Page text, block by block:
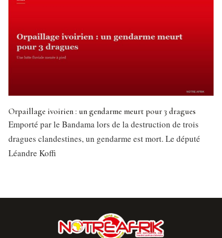
Orpaillage ivoirien : un gendarme meurt pour 3 dragues
Emporté par le Bandama lors de la destruction de trois
dragues clandestines, un gendarme est mort. Le député
Léandre Koffi